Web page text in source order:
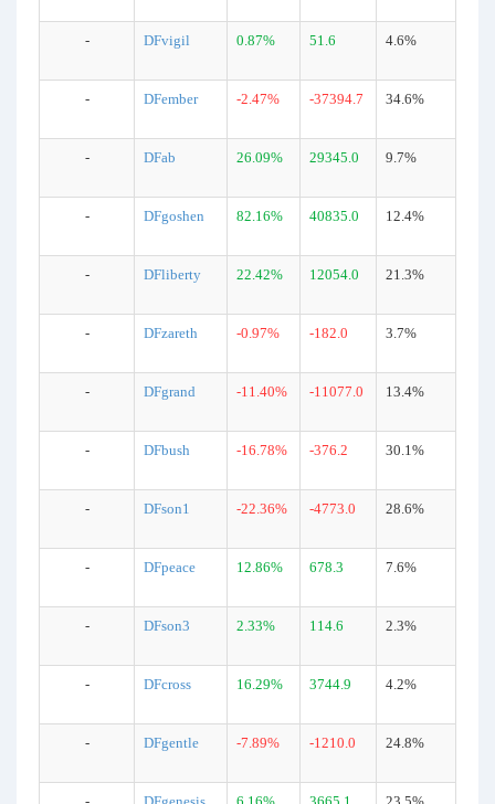
- DFvigil 0.87% 51.6 4.6%
- DFember -2.47% -37394.7 34.6%
- DFab 26.09% 29345.0 9.7%
- DFgoshen 82.16% 40835.0 12.4%
- DFliberty 22.42% 12054.0 21.3%
- DFzareth -0.97% -182.0 3.7%
- DFgrand -11.40% -11077.0 13.4%
- DFbush -16.78% -376.2 30.1%
- DFson1 -22.36% -4773.0 28.6%
- DFpeace 12.86% 678.3 7.6%
- DFson3 2.33% 114.6 2.3%
- DFcross 16.29% 3744.9 4.2%
- DFgentle -7.89% -1210.0 24.8%